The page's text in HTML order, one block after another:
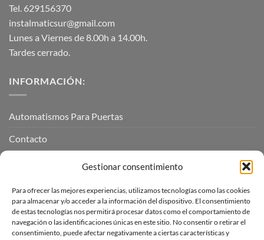
Gestionar consentimiento
Para ofrecer las mejores experiencias, utilizamos tecnologías como las cookies
para almacenar y/o acceder a la información del dispositivo. El consentimiento
de estas tecnologías nos permitirá procesar datos como el comportamiento de
navegación o las identificaciones únicas en este sitio. No consentir o retirar el
consentimiento, puede afectar negativamente a ciertas características y
Tel. 629156370
instalmaticsur@gmail.com
Lunes a Viernes de 8.00h a 14.00h.
Tardes cerrado.
INFORMACIÓN:
Automatismos Para Puertas
Contacto
INFORMACIÓN LEGAL
Aviso Legal